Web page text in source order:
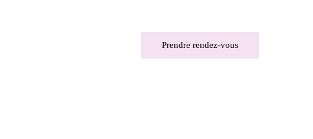
Prendre rendez-vous